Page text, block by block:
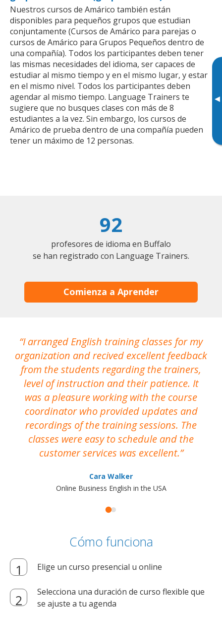
▸
Nuestros cursos de Amárico también están
disponibles para pequeños grupos que estudian
conjuntamente (Cursos de Amárico para parejas o
cursos de Amárico para Grupos Pequeños dentro de
una compañía). Todos los participantes deben tener
las mismas necesidades del idioma, ser capaces de
estudiar al mismo tiempo y en el mismo lugar, y estar
en el mismo nivel. Todos los participantes deben
agendar al mismo tiempo. Language Trainers te
sugiere que no busques clases con más de 8
estudiantes a la vez. Sin embargo, los cursos de
Amárico de prueba dentro de una compañía pueden
tener un máximo de 12 personas.
92
profesores de idioma en Buffalo
se han registrado con Language Trainers.
Comienza a Aprender
I arranged English training classes for my
organization and recived excellent feedback
from the students regarding the trainers,
level of instruction and their patience. It
was a pleasure working with the course
coordinator who provided updates and
recordings of the training sessions. The
classes were easy to schedule and the
customer services was excellent.
Cara Walker
Online Business English in the USA
Cómo funciona
Elige un curso presencial u online
Selecciona una duración de curso flexible que
se ajuste a tu agenda